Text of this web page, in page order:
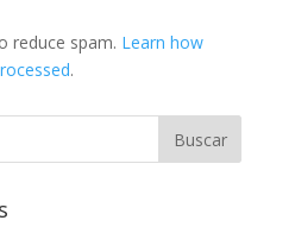
reduce spam. Learn how
.